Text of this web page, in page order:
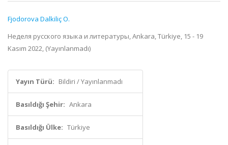
Fjodorova Dalkiliç O.
Неделя русского языка и литературы, Ankara, Türkiye, 15 - 19
Kasım 2022, (Yayınlanmadı)
Yayın Türü: Bildiri / Yayınlanmadı
Basıldığı Şehir: Ankara
Basıldığı Ülke: Türkiye